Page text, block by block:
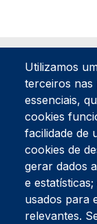
Tel:234 390 100
Endereço Postal
Apartado 42
Rua Gil Eanes 31
3834-908
Utilizamos
terceiros nas
essenciais,
cookies
facilidade de
cookies de
gerar dados
e
usados para
relevantes.